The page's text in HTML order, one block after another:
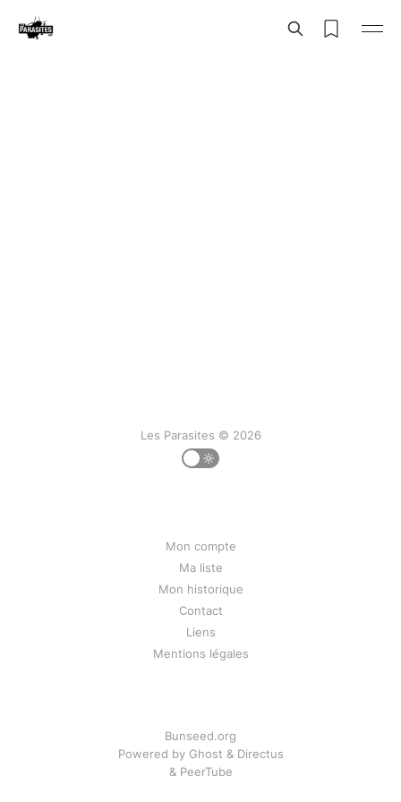
Les Parasites © 2026
Mon compte
Ma liste
Mon historique
Contact
Liens
Mentions légales
Bunseed.org
Powered by Ghost & Directus
& PeerTube